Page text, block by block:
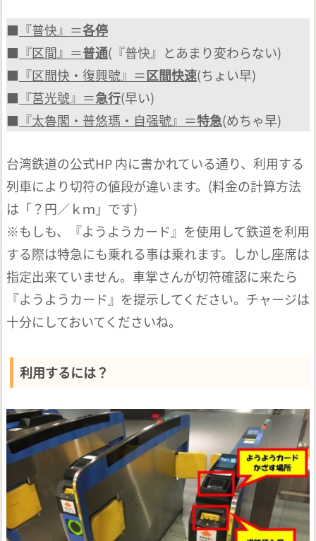
■ 『普快』＝各停
■ 『区間』＝普通(『普快』とあまり変わらない)
■ 『区間快・復興號』＝区間快速(ちょい早)
■ 『莒光號』＝急行(早い)
■ 『太魯閣・普悠瑪・自强號』＝特急(めちゃ早)
台湾鉄道の公式HP 内に書かれている通り、利用する
列車により切符の値段が違います。(料金の計算方法
は「？円／ｋｍ」です)
※もしも、『ようようカード』を使用して鉄道を利用
する際は特急にも乗れる事は乗れます。しかし座席は
指定出来ていません。車掌さんが切符確認に来たら
『ようようカード』を提示してください。チャージは
十分にしておいてくださいね。
利用するには？